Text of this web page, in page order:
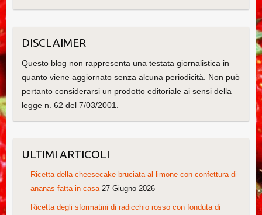
DISCLAIMER
Questo blog non rappresenta una testata giornalistica in
quanto viene aggiornato senza alcuna periodicità. Non può
pertanto considerarsi un prodotto editoriale ai sensi della
legge n. 62 del 7/03/2001.
ULTIMI ARTICOLI
Ricetta della cheesecake bruciata al limone con confettura di
ananas fatta in casa 27 Giugno 2026
Ricetta degli sformatini di radicchio rosso con fonduta di